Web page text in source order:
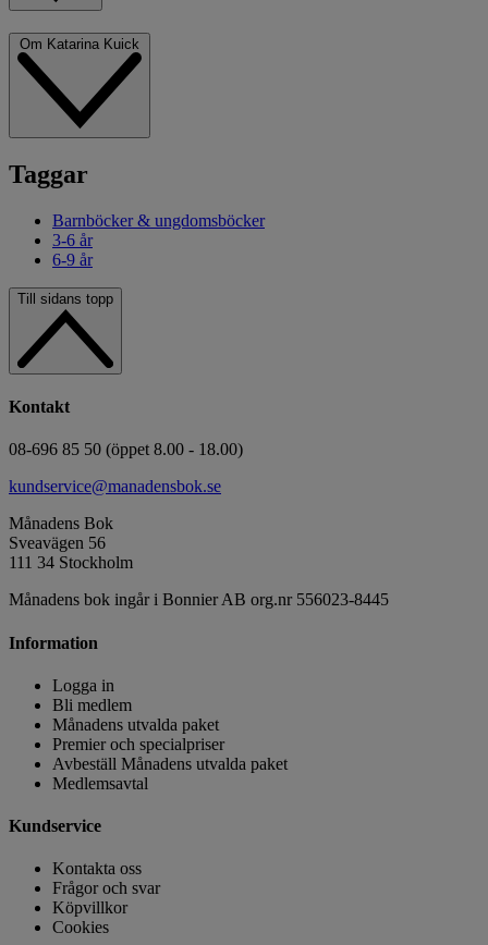
Taggar
Barnböcker & ungdomsböcker
3-6 år
6-9 år
Till sidans topp
Kontakt
08-696 85 50 (öppet 8.00 - 18.00)
kundservice@manadensbok.se
Månadens Bok
Sveavägen 56
111 34 Stockholm
Månadens bok ingår i Bonnier AB org.nr 556023-8445
Information
Logga in
Bli medlem
Månadens utvalda paket
Premier och specialpriser
Avbeställ Månadens utvalda paket
Medlemsavtal
Kundservice
Kontakta oss
Frågor och svar
Köpvillkor
Cookies